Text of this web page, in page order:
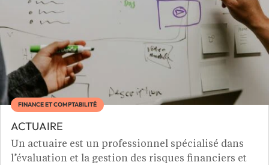
FINANCE ET COMPTABILITÉ
ACTUAIRE
Un actuaire est un professionnel spécialisé dans
l’évaluation et la gestion des risques financiers et